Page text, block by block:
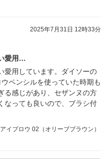
2025年7月31日 12時33分
愛用…
愛用しています。ダイソーの
ペンシルを使っていた時期も
る感じがあり、セザンヌの方
なっても良いので、ブラシ付
イブロウ 02（オリーブブラウン）